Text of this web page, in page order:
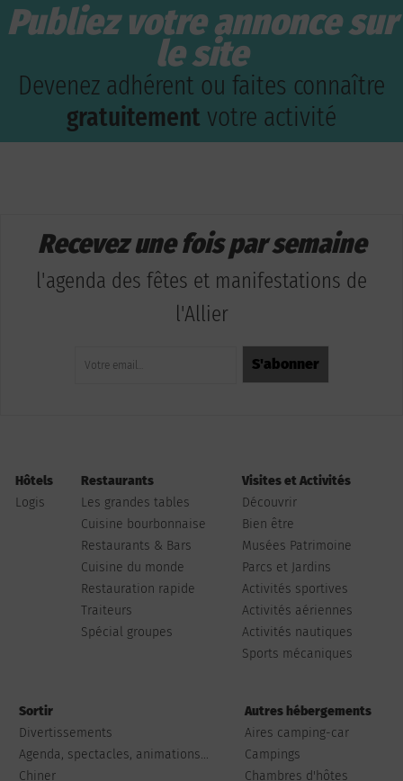
Publiez votre annonce sur
le site
Devenez adhérent ou faites connaître
gratuitement votre activité
Recevez une fois par semaine
l'agenda des fêtes et manifestations de
l'Allier
Hôtels
Logis
Restaurants
Les grandes tables
Cuisine bourbonnaise
Restaurants & Bars
Cuisine du monde
Restauration rapide
Traiteurs
Spécial groupes
Visites et Activités
Découvrir
Bien être
Musées Patrimoine
Parcs et Jardins
Activités sportives
Activités aériennes
Activités nautiques
Sports mécaniques
Sortir
Divertissements
Agenda, spectacles, animations...
Chiner
Autres hébergements
Aires camping-car
Campings
Chambres d'hôtes